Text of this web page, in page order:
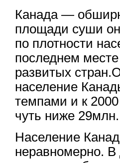
Канада —
площади суши
по плотности
последнем
развитых
население
темпами и к 2000
чуть ниже
Население
неравномерно. В